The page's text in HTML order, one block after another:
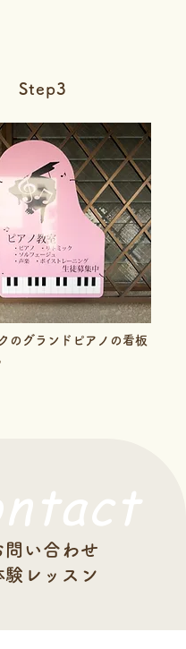
Step3
のグランドピアノの看板
問い合わせ
験レッスン